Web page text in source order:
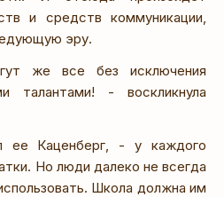
и средств коммуникации,
эру.
же все без исключения
талантами! - воскликнула
ее Каценберг, - у каждого
Но люди далеко не всегда
Школа должна им